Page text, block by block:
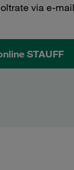
via e-
STAUFF